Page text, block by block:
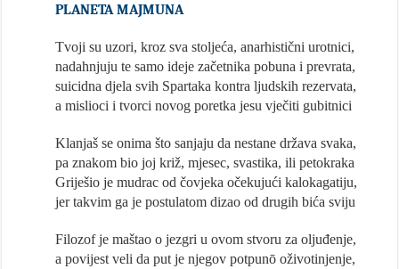
PLANETA MAJMUNA
Tvoji su uzori, kroz sva stoljeća, anarhistični urotnici,
nadahnjuju te samo ideje začetnika pobuna i prevrata,
suicidna djela svih Spartaka kontra ljudskih rezervata,
a mislioci i tvorci novog poretka jesu vječiti gubitnici
Klanjaš se onima što sanjaju da nestane država svaka,
pa znakom bio joj križ, mjesec, svastika, ili petokraka
Griješio je mudrac od čovjeka očekujući kalokagatiju,
jer takvim ga je postulatom dizao od drugih bića sviju
Filozof je maštao o jezgri u ovom stvoru za oljuđenje,
a povijest veli da put je njegov potpunō oživotinjenje,